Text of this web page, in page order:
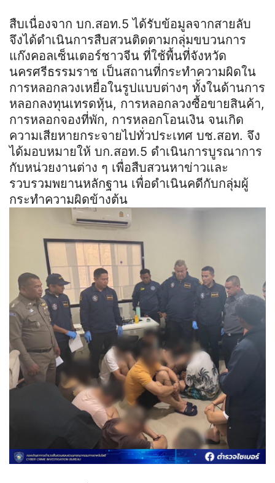
สืบเนื่องจาก บก.สอท.5 ได้รับข้อมูลจากสายลับ
จึงได้ดำเนินการสืบสวนติดตามกลุ่มขบวนการ
แก๊งคอลเซ็นเตอร์ชาวจีน ที่ใช้พื้นที่จังหวัด
นครศรีธรรมราช เป็นสถานที่กระทำความผิดใน
การหลอกลวงเหยื่อในรูปแบบต่างๆ ทั้งในด้านการ
หลอกลงทุนเทรดหุ้น, การหลอกลวงซื้อขายสินค้า,
การหลอกจองที่พัก, การหลอกโอนเงิน จนเกิด
ความเสียหายกระจายไปทั่วประเทศ บช.สอท. จึง
ได้มอบหมายให้ บก.สอท.5 ดำเนินการบูรณาการ
กับหน่วยงานต่าง ๆ เพื่อสืบสวนหาข่าวและ
รวบรวมพยานหลักฐาน เพื่อดำเนินคดีกับกลุ่มผู้
กระทำความผิดข้างต้น